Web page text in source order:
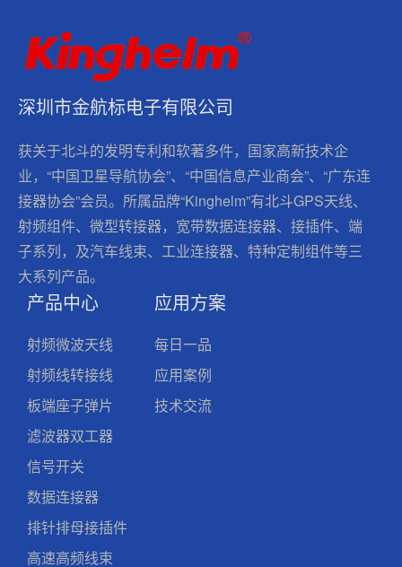
深圳市金航标电子有限公司
获关于北斗的发明专利和软著多件，国家高新技术企
业，“中国卫星导航协会”、“中国信息产业商会”、“广东连
接器协会”会员。所属品牌“Kinghelm”有北斗GPS天线、
射频组件、微型转接器，宽带数据连接器、接插件、端
子系列，及汽车线束、工业连接器、特种定制组件等三
大系列产品。
产品中心
射频微波天线
射频线转接线
板端座子弹片
滤波器双工器
信号开关
数据连接器
排针排母接插件
高速高频线束
应用方案
每日一品
应用案例
技术交流